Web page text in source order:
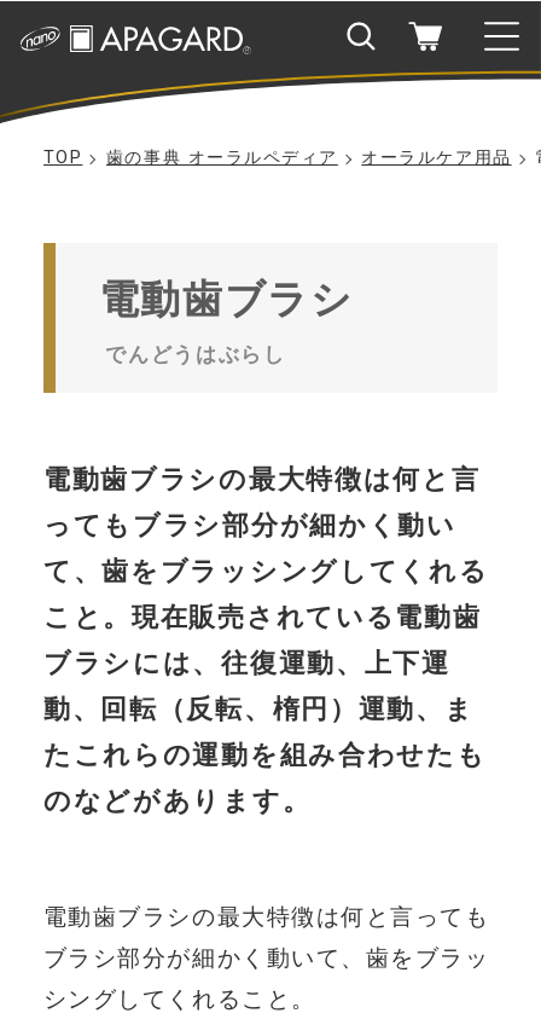
アパガードとは
アパガードの歩み
PRODUCTS
目的から商品を探す ONLINE SHOP
HELPFUL HINTS
歯が命コラム
ORALPEDIA
歯の事典：オーラルペディア
お問い合わせ
TOP 歯の事典 オーラルペディア オーラルケア用品
電動歯ブラシ
でんどうはぶらし
電動歯ブラシの最大特徴は何と言
ってもブラシ部分が細かく動い
て、歯をブラッシングしてくれる
こと。現在販売されている電動歯
ブラシには、往復運動、上下運
動、回転（反転、楕円）運動、ま
たこれらの運動を組み合わせたも
のなどがあります。
電動歯ブラシの最大特徴は何と言っても
ブラシ部分が細かく動いて、歯をブラッ
シングしてくれること。